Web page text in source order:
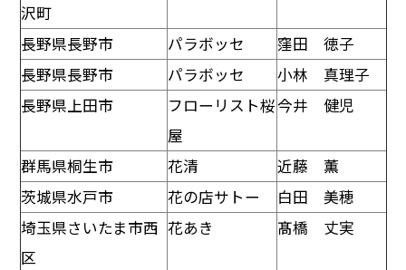
沢町
長野県長野市 パラボッセ
窪田 徳子
長野県長野市
パラボッセ
小林 真理子
長野県上田市
フローリスト桜
屋
今井 健児
群馬県桐生市 花清
近藤 薫
茨城県水戸市
花の店サトー
白田 美穂
埼玉県さいたま市西
区
花あき 髙橋 丈実